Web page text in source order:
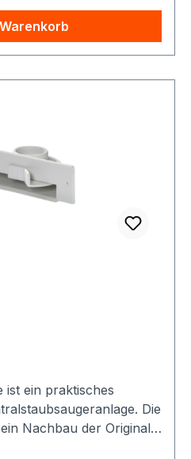
ist ein praktisches
Die
Nachbau der Original